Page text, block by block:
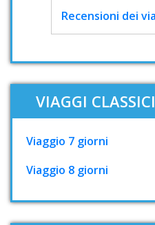
Recensioni dei
VIAGGI
Viaggio 7 giorni
Viaggio 8 giorni